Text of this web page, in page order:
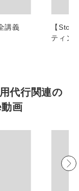
講義
【
ティン
代行関連の
画